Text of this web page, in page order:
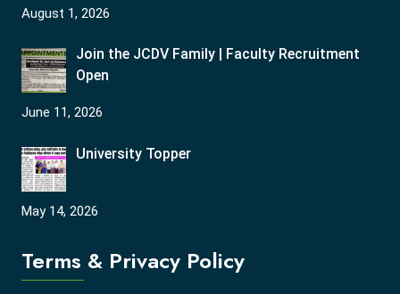
August 1, 2026
Join the JCDV Family | Faculty Recruitment
Open
June 11, 2026
University Topper
May 14, 2026
Terms & Privacy Policy